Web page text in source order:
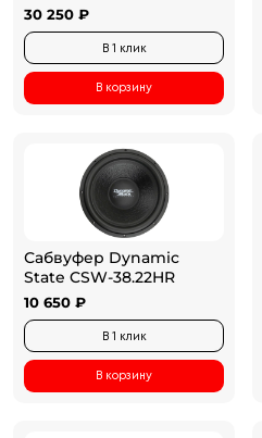
30 250 ₽
В 1 клик
В корзину
Сабвуфер Dynamic
State CSW-38.22HR
10 650 ₽
В 1 клик
В корзину